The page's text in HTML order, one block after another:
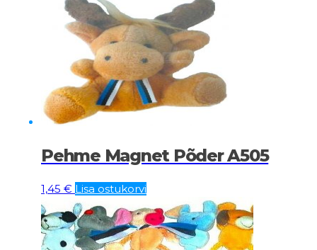
Pehme Magnet Põder A505
1,45 € Lisa ostukorvi